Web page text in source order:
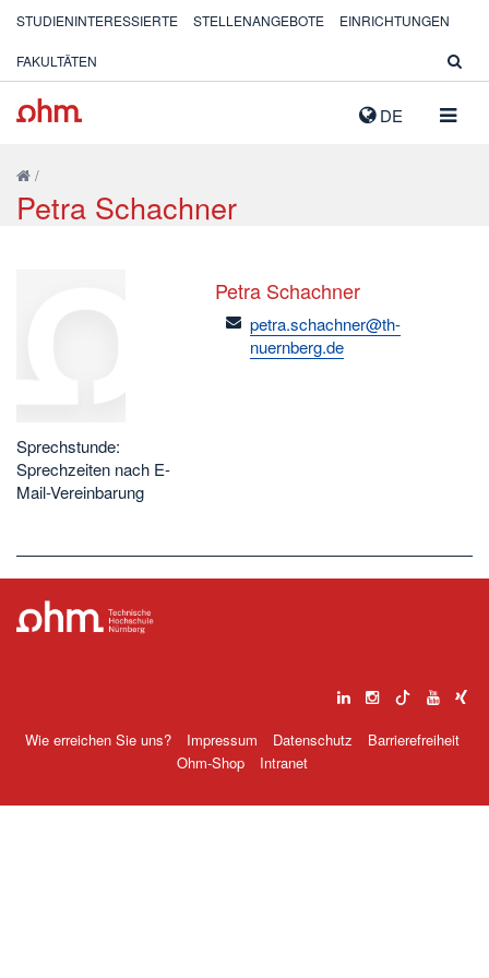
DE
STUDIENINTERESSIERTE STELLENANGEBOTE EINRICHTUNGEN
FAKULTÄTEN
/
Petra Schachner
Sprechstunde:
Sprechzeiten nach E-
Mail-Vereinbarung
Petra Schachner
email
petra.schachner@th-
nuernberg.de
Wie erreichen Sie uns? Impressum Datenschutz
Barrierefreiheit
Ohm-Shop
Intranet